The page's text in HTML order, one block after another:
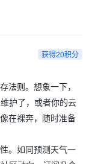
获得20积分
法则。想象一下，
护了，或者你的云
在裸奔，随时准备
。如同预测天气一